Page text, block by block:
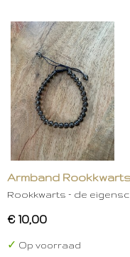
Armband
Rookkwarts – de
€ 10,00
✓ Op voorraad